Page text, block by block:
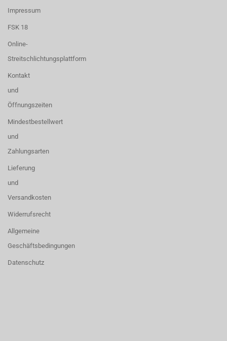
Impressum
FSK 18
Online-
Streitschlichtungsplattform
Kontakt
und
Öffnungszeiten
Mindestbestellwert
und
Zahlungsarten
Lieferung
und
Versandkosten
Widerrufsrecht
Allgemeine
Geschäftsbedingungen
Datenschutz